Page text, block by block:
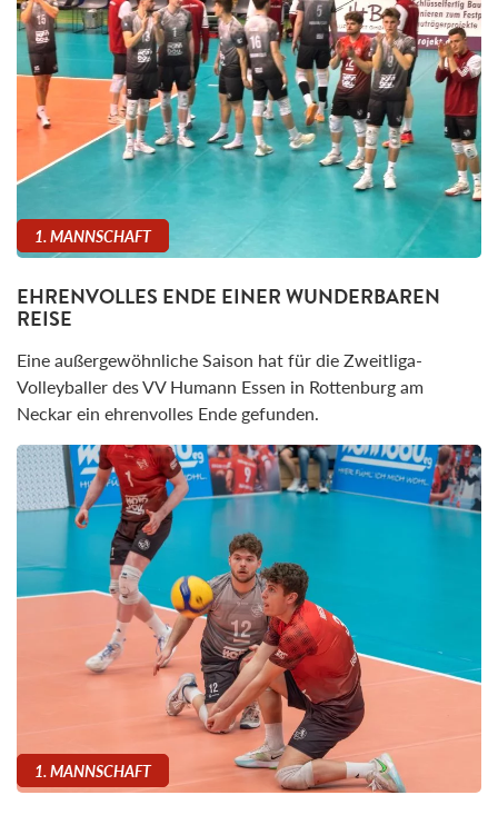
1. MANNSCHAFT
EHRENVOLLES ENDE EINER WUNDERBAREN
REISE
Eine außergewöhnliche Saison hat für die Zweitliga-
Volleyballer des VV Humann Essen in Rottenburg am
Neckar ein ehrenvolles Ende gefunden.
1. MANNSCHAFT